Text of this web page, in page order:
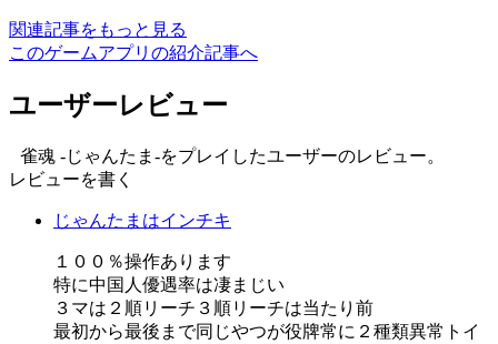
関連記事をもっと見る
このゲームアプリの紹介記事へ
ユーザーレビュー
雀魂 -じゃんたま-をプレイしたユーザーのレビュー。
レビューを書く
じゃんたまはインチキ
１００％操作あります
特に中国人優遇率は凄まじい
３マは２順リーチ３順リーチは当たり前
最初から最後まで同じやつが役牌常に２種類異常トイ